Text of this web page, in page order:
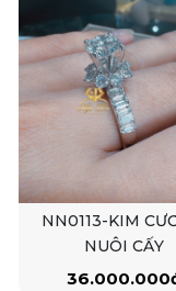
NN0113-KIM
NUÔI CẤY